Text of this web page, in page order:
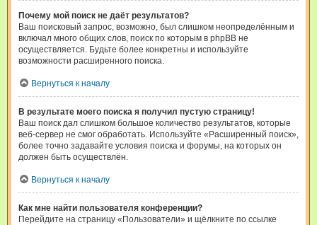
Почему мой поиск не даёт результатов?
Ваш поисковый запрос, возможно, был слишком неопределённым и
включал много общих слов, поиск по которым в phpBB не
осуществляется. Будьте более конкретны и используйте
возможности расширенного поиска.
Вернуться к началу
В результате моего поиска я получил пустую страницу!
Ваш поиск дал слишком большое количество результатов, которые
веб-сервер не смог обработать. Используйте «Расширенный поиск»,
более точно задавайте условия поиска и форумы, на которых он
должен быть осуществлён.
Вернуться к началу
Как мне найти пользователя конференции?
Перейдите на страницу «Пользователи» и щёлкните по ссылке